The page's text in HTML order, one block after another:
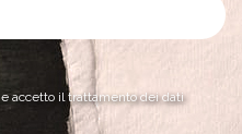
e accetto il trattamento dei dati